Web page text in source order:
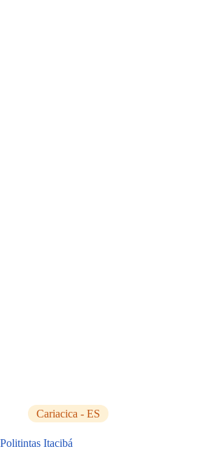
Cariacica - ES
Politintas Itacibá